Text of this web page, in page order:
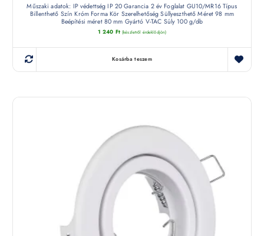
Műszaki adatok: IP védettség IP 20 Garancia 2 év Foglalat GU10/MR16 Típus
Billenthető Szín Króm Forma Kör Szerelhetőség Süllyeszthető Méret 98 mm
Beépítési méret 80 mm Gyártó V-TAC Súly 100 g/db
1 240 Ft (készletről érdeklődjön)
Kosárba teszem